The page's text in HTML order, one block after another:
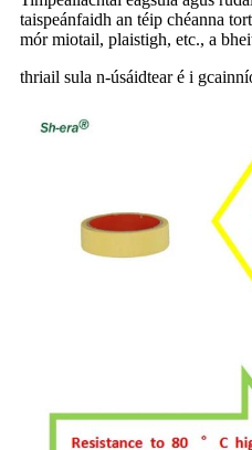
taispeánfaidh an téip chéanna
mór miotail, plaistigh, etc., a
thriail sula n-úsáidtear é i